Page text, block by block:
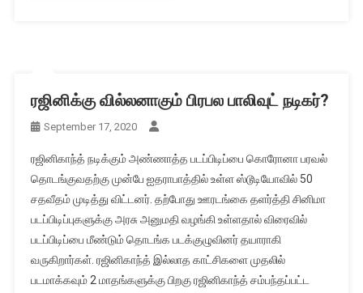
ரஜினிக்கு வில்லனாகும் பிரபல பாலிவுட் நடிகர்?
September 17, 2020
ரஜினிகாந்த் நடிக்கும் அண்ணாத்த படப்பிடிப்பை கொரோனா பரவல்
தொடங்குவதற்கு முன்பே ஐதராபாத்தில் உள்ள ஸ்டூடியோவில் 50
சதவீதம் முடித்து விட்டனர். தற்போது ஊரடங்கை தளர்த்தி சினிமா
படப்பிடிப்புகளுக்கு அரசு அனுமதி வழங்கி உள்ளதால் விரைவில்
படப்பிடிப்பை மீண்டும் தொடங்க படக்குழுவினர் தயாராகி
வருகிறார்கள். ரஜினிகாந்த் இல்லாத காட்சிகளை முதலில்
படமாக்கவும் 2 மாதங்களுக்கு பிறகு ரஜினிகாந்த் சம்பந்தப்பட்ட